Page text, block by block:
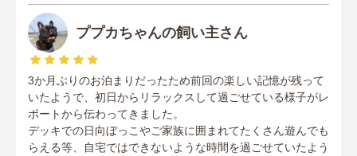
ププカちゃんの飼い主さん
3か月ぶりのお泊まりだったため前回の楽しい記憶が残って
いたようで、初日からリラックスして過ごせている様子がレ
ポートから伝わってきました。
デッキでの日向ぼっこやご家族に囲まれてたくさん遊んでも
らえる等、自宅ではできないような時間を過ごせていたよう